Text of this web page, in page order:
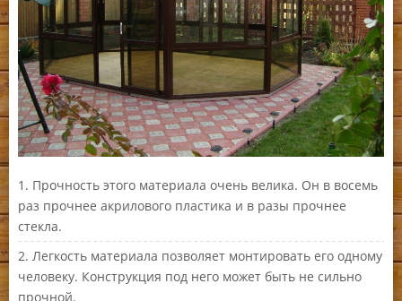
Прочность этого материала очень велика. Он в восемь
раз прочнее акрилового пластика и в разы прочнее
стекла.
Легкость материала позволяет монтировать его одному
человеку. Конструкция под него может быть не сильно
прочной.